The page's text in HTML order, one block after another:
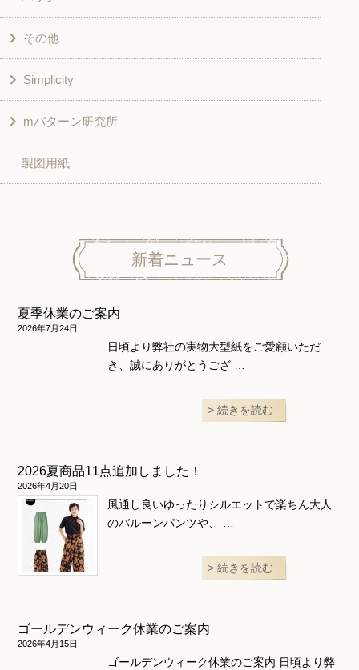
和風衣類
入園入学グッズ
その他
チュニック
ワンピース
ベスト・ジャケット・コート
スカート
ニット地専用
和風衣類
その他
学校家庭科教材用
その他
Simplicity
こども＆ベビー
ボトムス
ワンピース＆スーツ
ウェディング・コスチューム
mパターン研究所
子供服
ワンピース
スカート・パンツ
製図用紙
新着ニュース
夏季休業のご案内
2026年7月24日
日頃より弊社の実物大型紙をご愛顧いただ
き、誠にありがとうござ …
続きを読む
2026夏商品11点追加しました！
2026年4月20日
風通し良いゆったりシルエットで楽ちん大人
のバルーンパンツや、 …
続きを読む
ゴールデンウィーク休業のご案内
2026年4月15日
ゴールデンウィーク休業のご案内 日頃より弊